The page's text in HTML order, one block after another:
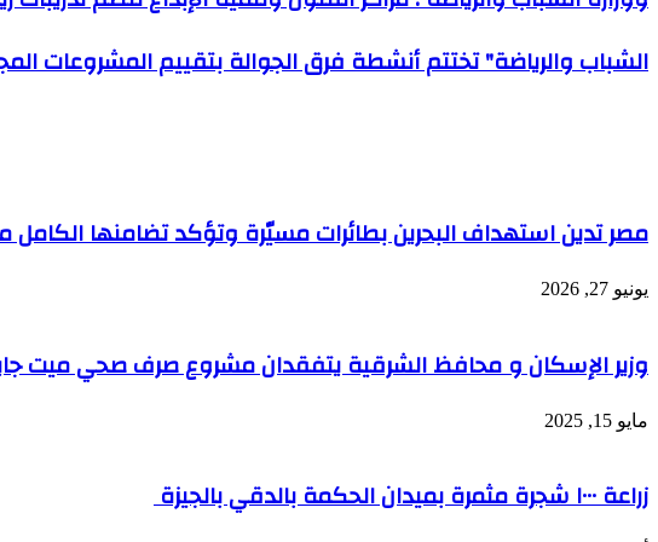
الشباب والرياضة" تختتم أنشطة فرق الجوالة بتقييم المشروعات
مصر تدين استهداف البحرين بطائرات مسيّرة وتؤكد تضامنها الكامل
يونيو 27, 2026
وزير الإسكان و محافظ الشرقية يتفقدان مشروع صرف صحي ميت
مايو 15, 2025
زراعة ١٠٠٠ شجرة مثمرة بميدان الحكمة بالدقي بالجيزة